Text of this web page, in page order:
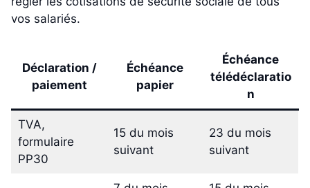
vos salariés.
Déclaration /
paiement
Échéance
papier
Échéance
télédéclaratio
n
TVA,
formulaire
PP30
15 du mois
suivant
23 du mois
suivant